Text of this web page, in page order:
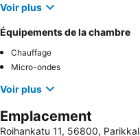
Voir plus
Équipements de la chambre
Chauffage
Micro-ondes
Voir plus
Emplacement
Roihankatu 11, 56800,